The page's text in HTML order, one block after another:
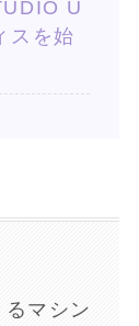
U
スを始
るマシン